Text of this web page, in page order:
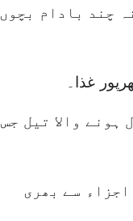
چند بادام بچوں
غذا۔
ہونے والا تیل جس
سے بھری